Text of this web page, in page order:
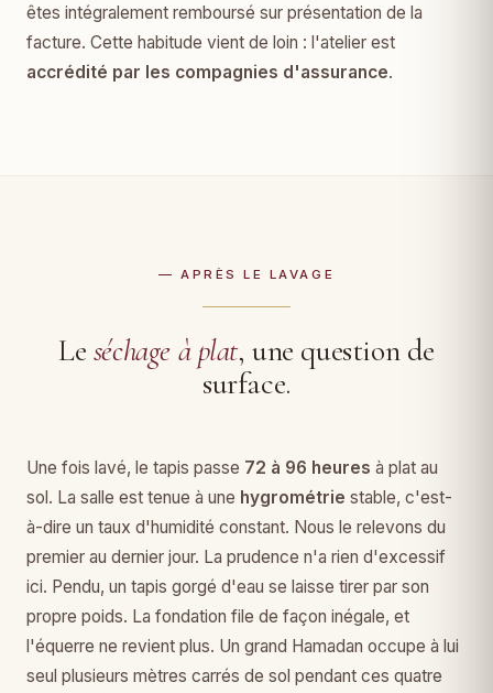
êtes intégralement remboursé sur présentation de la
facture. Cette habitude vient de loin : l'atelier est
accrédité par les compagnies d'assurance.
— APRÈS LE LAVAGE
Le séchage à plat, une question de
surface.
Une fois lavé, le tapis passe 72 à 96 heures à plat au
sol. La salle est tenue à une hygrométrie stable, c'est-
à-dire un taux d'humidité constant. Nous le relevons du
premier au dernier jour. La prudence n'a rien d'excessif
ici. Pendu, un tapis gorgé d'eau se laisse tirer par son
propre poids. La fondation file de façon inégale, et
l'équerre ne revient plus. Un grand Hamadan occupe à lui
seul plusieurs mètres carrés de sol pendant ces quatre